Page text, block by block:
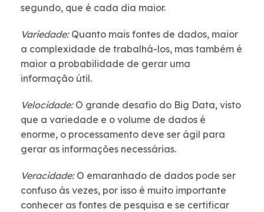
segundo, que é cada dia maior.
Variedade:Quanto mais fontes de dados, maior
a complexidade de trabalhá-los, mas também é
maior a probabilidade de gerar uma
informação útil.
Velocidade:O grande desafio do Big Data, visto
que a variedade e o volume de dados é
enorme, o processamento deve ser ágil para
gerar as informações necessárias.
Veracidade:O emaranhado de dados pode ser
confuso às vezes, por isso é muito importante
conhecer as fontes de pesquisa e se certificar